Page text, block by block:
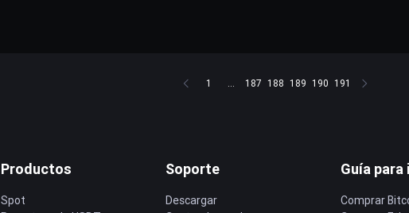
1 ... 187 188 189 190 191
Productos
Spot
Soporte
Descargar
Guía
Comprar